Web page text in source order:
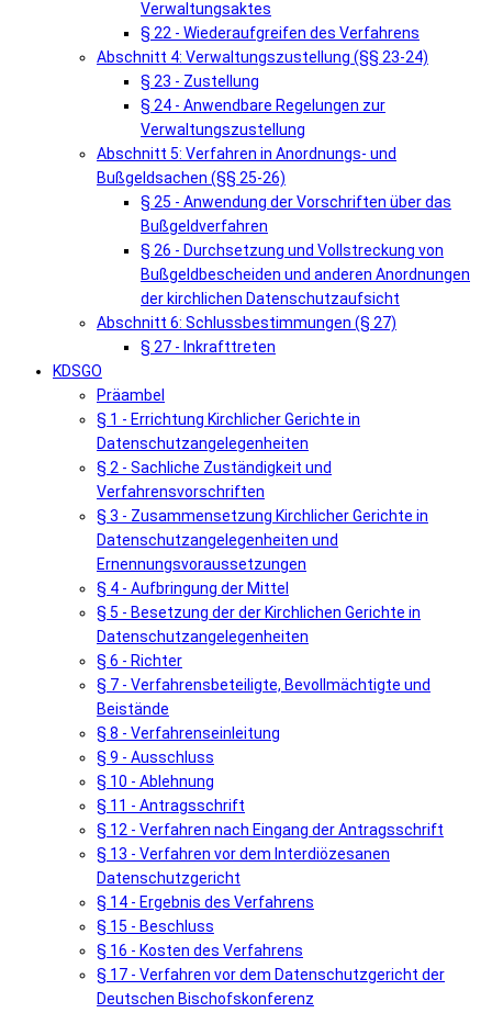
Verwaltungsaktes
§ 22 - Wiederaufgreifen des Verfahrens
Abschnitt 4: Verwaltungszustellung (§§ 23-24)
§ 23 - Zustellung
§ 24 - Anwendbare Regelungen zur
Verwaltungszustellung
Abschnitt 5: Verfahren in Anordnungs- und
Bußgeldsachen (§§ 25-26)
§ 25 - Anwendung der Vorschriften über das
Bußgeldverfahren
§ 26 - Durchsetzung und Vollstreckung von
Bußgeldbescheiden und anderen Anordnungen
der kirchlichen Datenschutzaufsicht
Abschnitt 6: Schlussbestimmungen (§ 27)
§ 27 - Inkrafttreten
KDSGO
Präambel
§ 1 - Errichtung Kirchlicher Gerichte in
Datenschutzangelegenheiten
§ 2 - Sachliche Zuständigkeit und
Verfahrensvorschriften
§ 3 - Zusammensetzung Kirchlicher Gerichte in
Datenschutzangelegenheiten und
Ernennungsvoraussetzungen
§ 4 - Aufbringung der Mittel
§ 5 - Besetzung der der Kirchlichen Gerichte in
Datenschutzangelegenheiten
§ 6 - Richter
§ 7 - Verfahrensbeteiligte, Bevollmächtigte und
Beistände
§ 8 - Verfahrenseinleitung
§ 9 - Ausschluss
§ 10 - Ablehnung
§ 11 - Antragsschrift
§ 12 - Verfahren nach Eingang der Antragsschrift
§ 13 - Verfahren vor dem Interdiözesanen
Datenschutzgericht
§ 14 - Ergebnis des Verfahrens
§ 15 - Beschluss
§ 16 - Kosten des Verfahrens
§ 17 - Verfahren vor dem Datenschutzgericht der
Deutschen Bischofskonferenz